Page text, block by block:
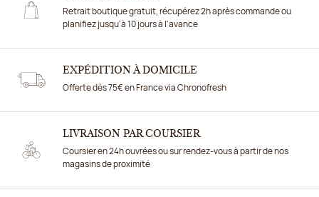
Retrait boutique gratuit, récupérez 2h après commande ou
planifiez jusqu'à 10 jours à l'avance
EXPÉDITION À DOMICILE
Offerte dès 75€ en France via Chronofresh
LIVRAISON PAR COURSIER
Coursier en 24h ouvrées ou sur rendez-vous à partir de nos
magasins de proximité